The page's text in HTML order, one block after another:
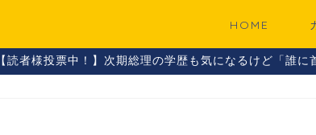
HOME
【読者様投票中！】次期総理の学歴も気になるけど「誰に